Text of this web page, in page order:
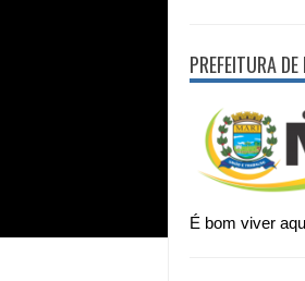
PREFEITURA
É bom viver